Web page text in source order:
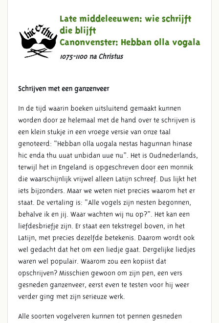
Late middeleeuwen: wie schrijft
die blijft
Canonvenster: Hebban olla vogala
1075-1100 na Christus
Schrijven met een ganzenveer
In de tijd waarin boeken uitsluitend gemaakt kunnen
worden door ze helemaal met de hand over te schrijven is
een klein stukje in een vroege versie van onze taal
genoteerd: “Hebban olla uogala nestas hagunnan hinase
hic enda thu uuat unbidan uue nu”. Het is Oudnederlands,
terwijl het in Engeland is opgeschreven door een monnik
die waarschijnlijk vrijwel alleen Latijn schreef. Dus lijkt het
iets bijzonders. Maar we weten niet precies waarom het er
staat. De vertaling is: “Alle vogels zijn nesten begonnen,
behalve ik en jij. Waar wachten wij nu op?”. Het kan een
liefdesbriefje zijn. Er staat een tekstregel boven, in het
Latijn, met precies dezelfde betekenis. Daarom wordt ook
wel gedacht dat het om een liedje gaat. Dergelijke liedjes
waren wel populair. Waarom zou een kopiist dat
opschrijven? Misschien gewoon om zijn pen, een vers
gesneden ganzenveer, eerst even te testen voor hij weer
verder ging met zijn serieuze werk.
Alle soorten vogelveren kunnen tot pennen gesneden